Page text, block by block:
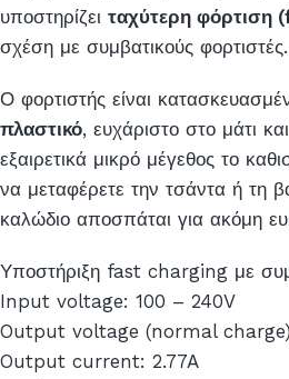
υποστηρίζει ταχύτερη φόρτιση
σχέση με συμβατικούς φορτιστές.
Ο φορτιστής είναι
πλαστικό, ευχάριστο στο μάτι
εξαιρετικά μικρό μέγεθος το
να μεταφέρετε την τσάντα ή τη
καλώδιο αποσπάται για ακόμη
Υποστήριξη fast charging με
Input voltage: 100 – 240V
Output voltage (normal
Output current: 2.77A